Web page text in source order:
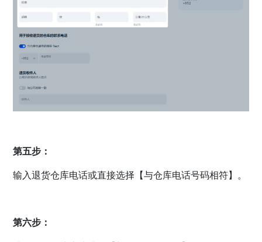
第五步：
输入退货仓库电话或直接选择【与仓库电话号码相符】。
第六步：